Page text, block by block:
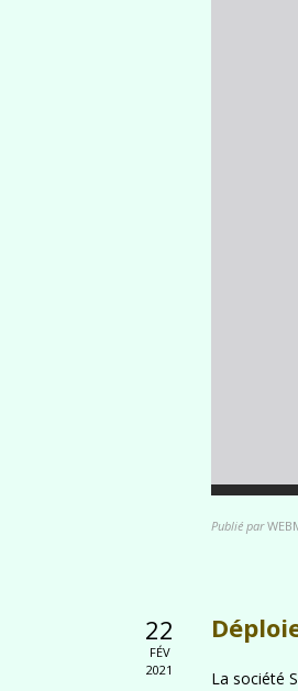
Publié par
22
FÉV
2021
La société